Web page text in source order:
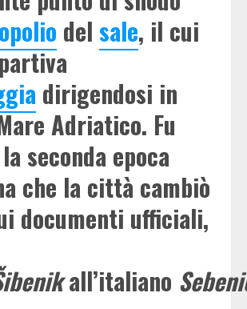
del sale, il cui
dirigendosi in
Adriatico. Fu
seconda epoca
che la città cambiò
documenti ufficiali,
all’italiano